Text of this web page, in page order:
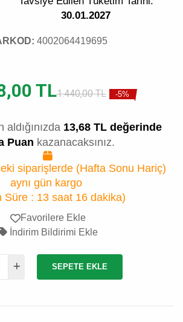
30.01.2027
4002064419695
TL1.440,00 TL -5%
aldığınızda 13,68 TL değerinde
Puan kazanacaksınız.
siparişlerde (Hafta Sonu Hariç)
aynı gün kargo
Süre : 13 saat 16 dakika)
Favorilere Ekle
İndirim Bildirimi Ekle
SEPETE EKLE